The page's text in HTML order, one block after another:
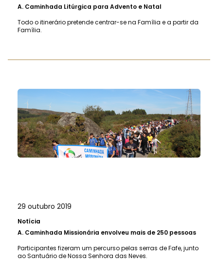
A. Caminhada Litúrgica para Advento e Natal
Todo o itinerário pretende centrar-se na Família e a partir da
Família.
29 outubro 2019
Notícia
A. Caminhada Missionária envolveu mais de 250 pessoas
Participantes fizeram um percurso pelas serras de Fafe, junto
ao Santuário de Nossa Senhora das Neves.